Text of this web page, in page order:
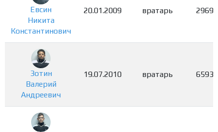
Евсин
Никита
Константинович
20.01.2009 вратарь 2969
Зотин
Валерий
Андреевич
19.07.2010 вратарь 6593